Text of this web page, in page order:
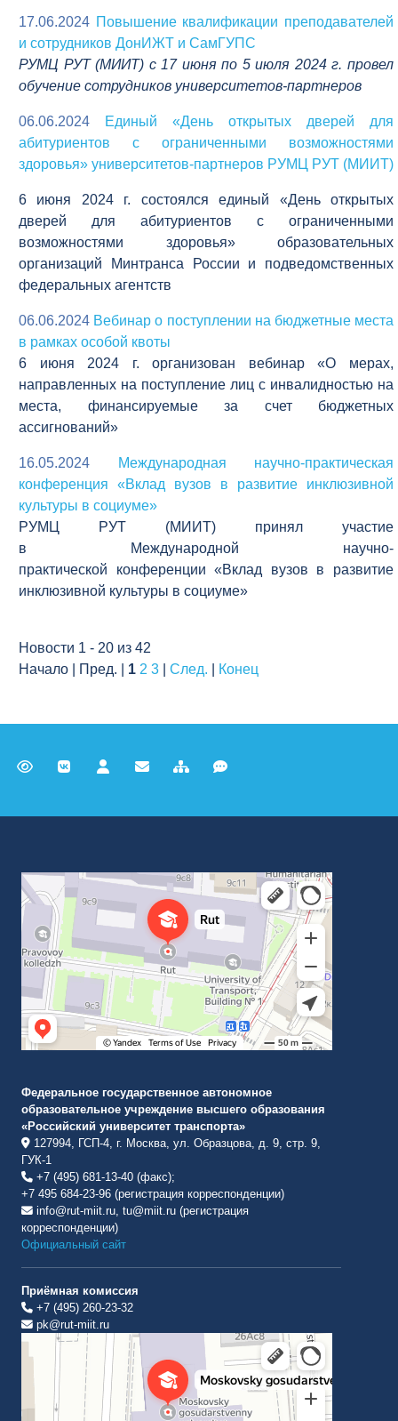
17.06.2024 Повышение квалификации преподавателей
и сотрудников ДонИЖТ и СамГУПС
РУМЦ РУТ (МИИТ) с 17 июня по 5 июля 2024 г. провел
обучение сотрудников университетов-партнеров
06.06.2024
Единый «День открытых дверей для
абитуриентов с ограниченными возможностями
здоровья» университетов-партнеров РУМЦ РУТ (МИИТ)
6 июня 2024 г. состоялся единый «День открытых
дверей для абитуриентов с ограниченными
возможностями здоровья» образовательных
организаций Минтранса России и подведомственных
федеральных агентств
06.06.2024 Вебинар о поступлении на бюджетные места
в рамках особой квоты
6 июня 2024 г. организован вебинар «О мерах,
направленных на поступление лиц с инвалидностью на
места, финансируемые за счет бюджетных
ассигнований»
16.05.2024
Международная научно-практическая
конференция «Вклад вузов в развитие инклюзивной
культуры в социуме»
РУМЦ РУТ (МИИТ) принял участие
в Международной научно-
практической конференции «Вклад вузов в развитие
инклюзивной культуры в социуме»
Новости 1 - 20 из 42
Начало | Пред. | 1 2 3 След. Конец
Российский университет транспорта
ВУЗ в Москве
Федеральное государственное автономное
образовательное учреждение высшего образования
«Российский университет транспорта»
127994, ГСП-4, г. Москва, ул. Образцова, д. 9, стр. 9,
ГУК-1
+7 (495) 681-13-40 (факс);
+7 495 684-23-96 (регистрация корреспонденции)
info@rut-miit.ru, tu@miit.ru (регистрация
корреспонденции)
Официальный сайт
Приёмная комиссия
+7 (495) 260-23-32
pk@rut-miit.ru
Институт международных транспортных коммуникаций Рут
ВУЗ в Москве